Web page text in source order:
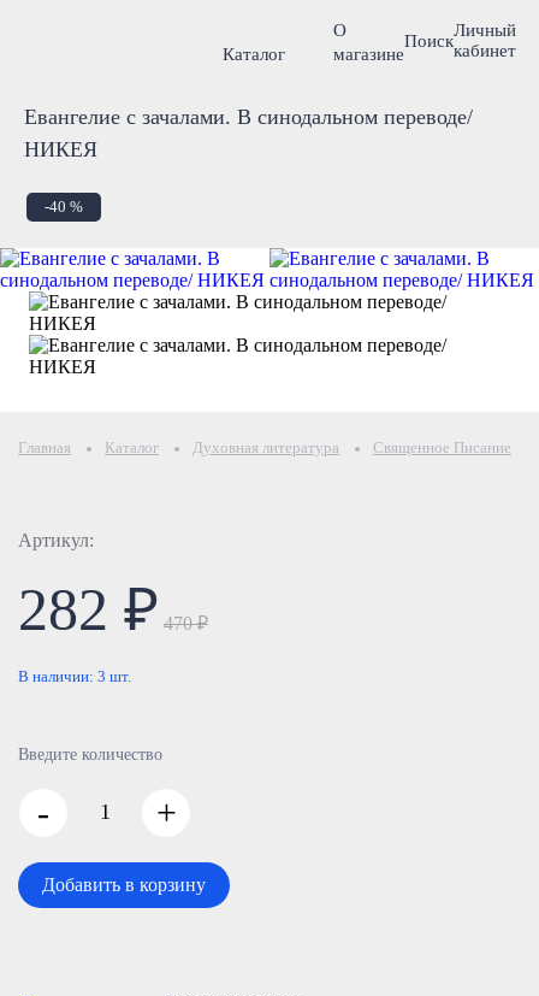
Каталог
О
магазине
Поиск
Личный
кабинет
Евангелие с зачалами. В синодальном переводе/
НИКЕЯ
-40 %
Главная Каталог Духовная литература Священное Писание
Артикул:
282 ₽ 470 ₽
В наличии: 3 шт.
Введите количество
- +
Добавить в корзину